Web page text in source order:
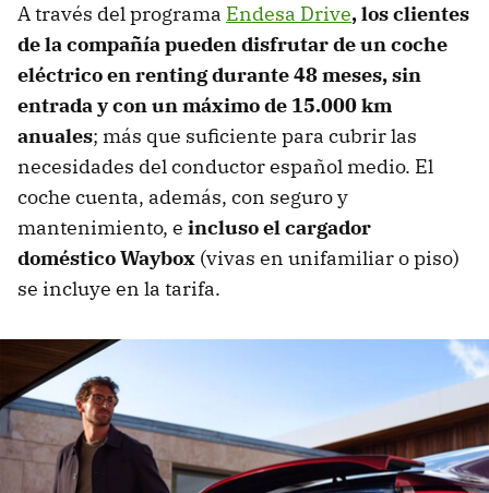
A través del programa Endesa Drive, los clientes
de la compañía pueden disfrutar de un coche
eléctrico en renting durante 48 meses, sin
entrada y con un máximo de 15.000 km
anuales; más que suficiente para cubrir las
necesidades del conductor español medio. El
coche cuenta, además, con seguro y
mantenimiento, e incluso el cargador
doméstico Waybox (vivas en unifamiliar o piso)
se incluye en la tarifa.